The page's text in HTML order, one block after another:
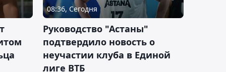
08:36, Сегодня
Руководство "Астаны"
подтвердило новость о
неучастии клуба в Единой
лиге ВТБ